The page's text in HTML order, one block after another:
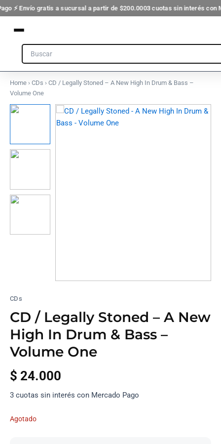
⚡ Envío gratis a sucursal a partir de $200.0003 cuotas sin interés con
Ir
al
contenido
Search
Home › CDs › CD / Legally Stoned – A New High In Drum & Bass –
Volume One
CDs
CD / Legally Stoned – A New
High In Drum & Bass –
Volume One
$ 24.000
3 cuotas sin interés con Mercado Pago
Agotado